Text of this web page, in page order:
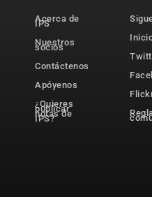
Acerca de
IPS
Nuestros
socios
Contáctenos
Apóyenos
¿Quieres
publicar
notas de
IPS?